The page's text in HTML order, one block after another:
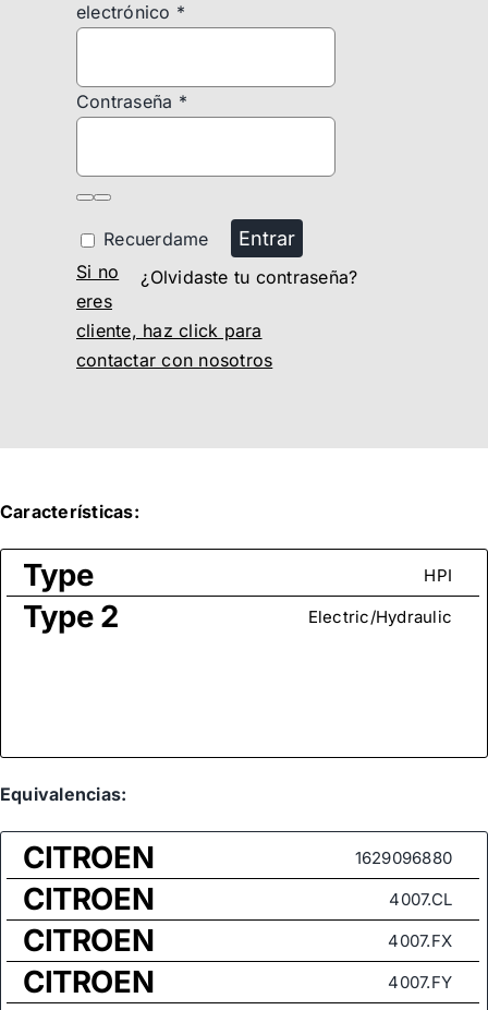
electrónico *
Contraseña *
Recuerdame Entrar
¿Olvidaste tu contraseña?
Si no
eres
cliente, haz click para
contactar con nosotros
Características:
Type HPI
Type 2 Electric/Hydraulic
Equivalencias:
CITROEN 1629096880
CITROEN 4007.CL
CITROEN 4007.FX
CITROEN 4007.FY